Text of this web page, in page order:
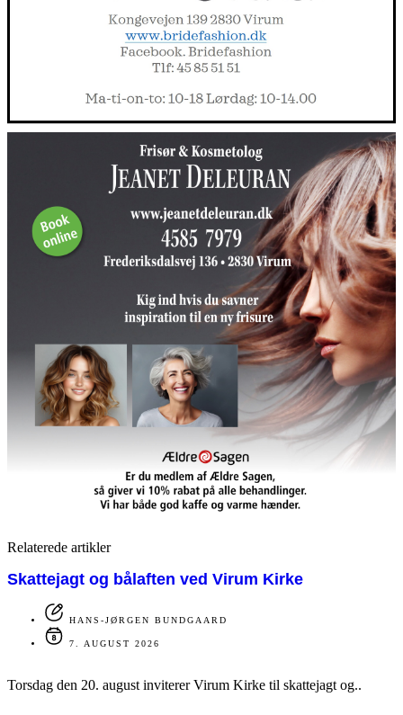
Relaterede artikler
Skattejagt og bålaften ved Virum Kirke
HANS-JØRGEN BUNDGAARD
7. AUGUST 2026
Torsdag den 20. august inviterer Virum Kirke til skattejagt og..